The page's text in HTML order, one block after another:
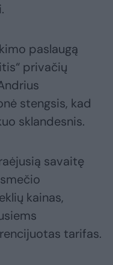
paslaugą
privačių
stengsis, kad
sklandesnis.
savaitę
kainas,
tarifas.